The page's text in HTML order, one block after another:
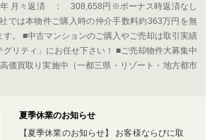
月々返済 ： 308,658円※ボーナス時返済なし
では本物件ご購入時の仲介手数料約363万円を無
。 ■中古マンションのご購入やご売却は取引実績
グリティ」にお任せ下さい！ ■ご売却物件大募集中
価買取り実施中（一都三県・リゾート・地方都市
夏季休業のお知らせ
【夏季休業のお知らせ】 お客様ならびに取